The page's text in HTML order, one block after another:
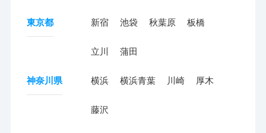
東京都 新宿 池袋 秋葉原 板橋
立川 蒲田
神奈川県 横浜 横浜青葉 川崎 厚木
藤沢